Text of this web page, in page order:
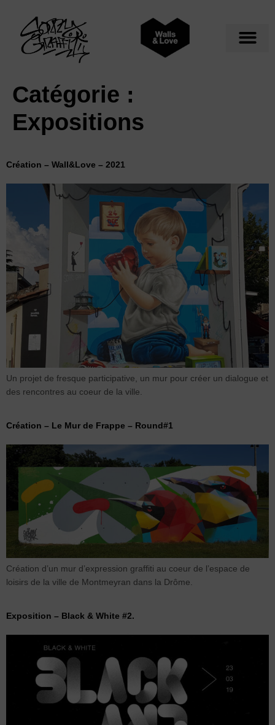
Catégorie :
Expositions
Création – Wall&Love – 2021
Un projet de fresque participative, un mur pour créer un dialogue et
des rencontres au coeur de la ville.
Création – Le Mur de Frappe – Round#1
Création d’un mur d’expression graffiti au coeur de l’espace de
loisirs de la ville de Montmeyran dans la Drôme.
Exposition – Black & White #2.